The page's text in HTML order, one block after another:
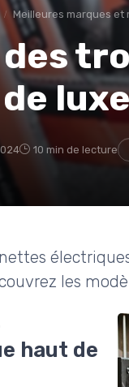
Meilleures marques et
des
10 min de lecture
les
haut de